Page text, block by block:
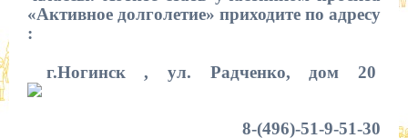
«Активное долголетие» приходите по адресу
:
г.Ногинск , ул. Радченко, дом 20
8-(496)-51-9-51-30